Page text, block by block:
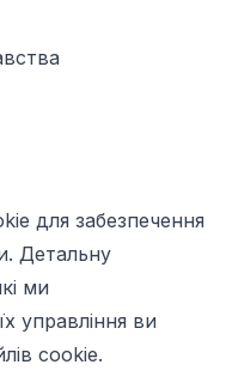
для забезпечення
Детальну
ми
управління ви
cookie.